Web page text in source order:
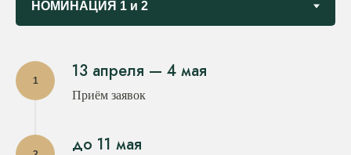
13 апреля — 4 мая
Приём заявок
до 11 мая